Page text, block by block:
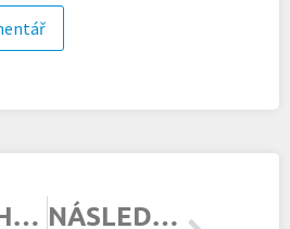
PŘEDCHOZÍ ČLÁNEK NÁSLEDUJÍCÍ ČLÁNEK